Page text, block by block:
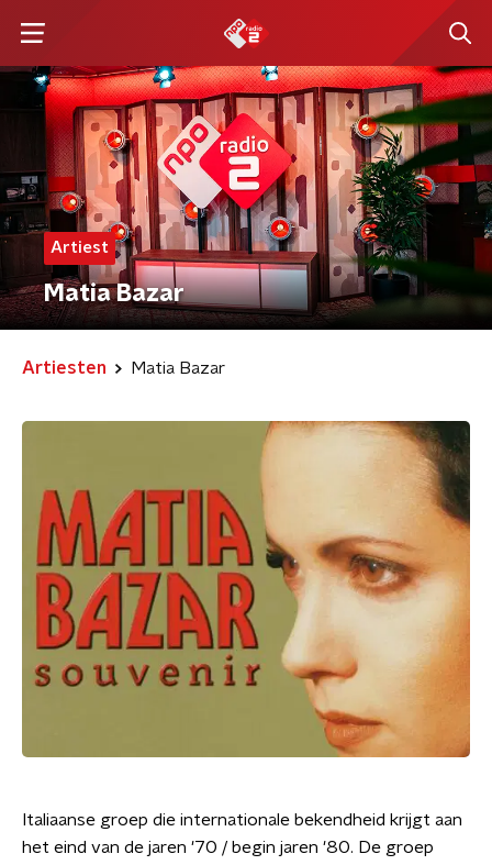
Artiest
Matia Bazar
Artiesten Matia Bazar
Italiaanse groep die internationale bekendheid krijgt aan
het eind van de jaren '70 / begin jaren '80. De groep